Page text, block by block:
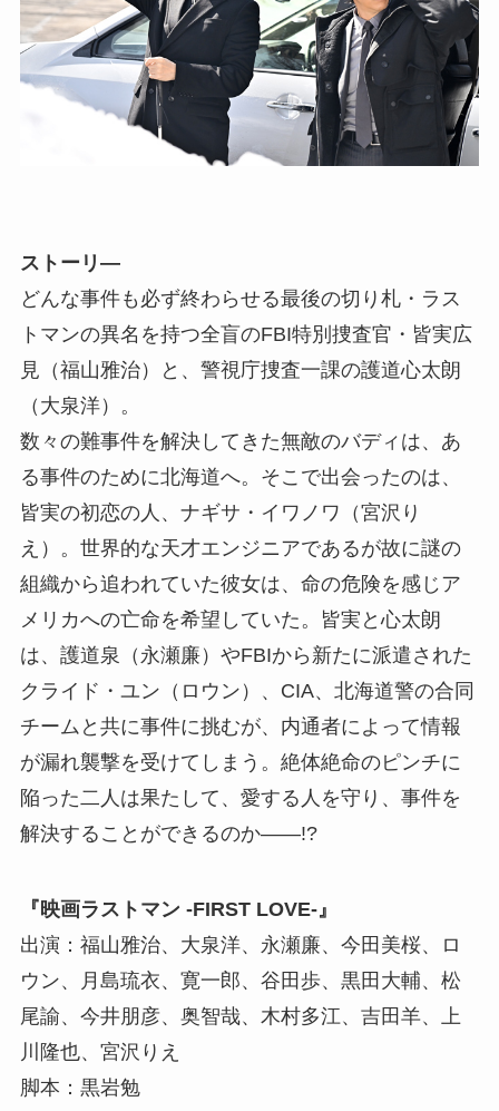
ストーリ―
どんな事件も必ず終わらせる最後の切り札・ラス
トマンの異名を持つ全盲のFBI特別捜査官・皆実広
見（福山雅治）と、警視庁捜査一課の護道心太朗
（大泉洋）。
数々の難事件を解決してきた無敵のバディは、あ
る事件のために北海道へ。そこで出会ったのは、
皆実の初恋の人、ナギサ・イワノワ（宮沢り
え）。世界的な天才エンジニアであるが故に謎の
組織から追われていた彼女は、命の危険を感じア
メリカへの亡命を希望していた。皆実と心太朗
は、護道泉（永瀬廉）やFBIから新たに派遣された
クライド・ユン（ロウン）、CIA、北海道警の合同
チームと共に事件に挑むが、内通者によって情報
が漏れ襲撃を受けてしまう。絶体絶命のピンチに
陥った二人は果たして、愛する人を守り、事件を
解決することができるのか――!?
『映画ラストマン -FIRST LOVE-』
出演：福山雅治、大泉洋、永瀬廉、今田美桜、ロ
ウン、月島琉衣、寛一郎、谷田歩、黒田大輔、松
尾諭、今井朋彦、奥智哉、木村多江、吉田羊、上
川隆也、宮沢りえ
脚本：黒岩勉